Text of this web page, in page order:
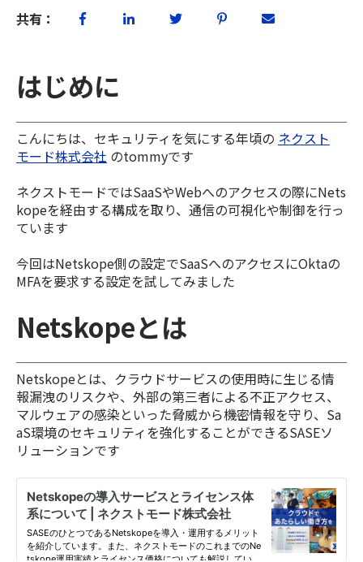
共有：
はじめに
こんにちは、セキュリティを気にする年頃の ネクスト
モード株式会社 のtommyです
ネクストモードではSaaSやWebへのアクセスの際にNets
kopeを経由する構成を取り、通信の可視化や制御を行っ
ています
今回はNetskope側の設定でSaaSへのアクセスにOktaの
MFAを要求する設定を試してみました
Netskopeとは
Netskopeとは、クラウドサービスの使用時に生じる情
報漏洩のリスクや、外部の第三者による不正アクセス、
マルウェアの感染といった脅威から機密情報を守り、Sa
aS環境のセキュリティを強化することができるSASEソ
リューションです